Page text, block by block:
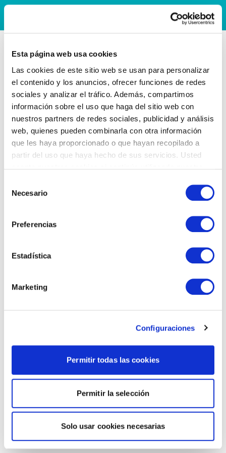
Esta página web usa cookies
Las cookies de este sitio web se usan para personalizar
el contenido y los anuncios, ofrecer funciones de redes
sociales y analizar el tráfico. Además, compartimos
información sobre el uso que haga del sitio web con
nuestros partners de redes sociales, publicidad y análisis
web, quienes pueden combinarla con otra información
que les haya proporcionado o que hayan recopilado a
partir del uso que haya hecho de sus servicios. Usted
Necesario
Preferencias
Estadística
Marketing
Configuraciones
Permitir todas las cookies
Permitir la selección
Solo usar cookies necesarias